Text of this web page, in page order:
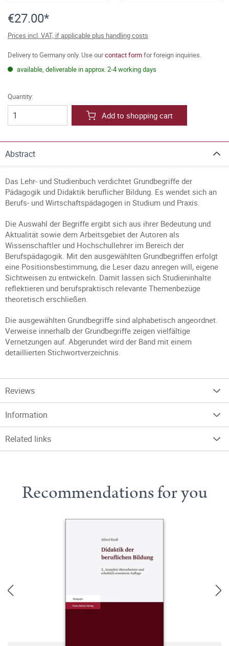
€27.00*
Prices incl. VAT, if applicable plus handling costs
Delivery to Germany only. Use ourcontact formfor foreign inquiries.
available, deliverable in approx. 2-4 working days
Quantity:
Add to shopping cart
Abstract
Das Lehr- und Studienbuch verdichtet Grundbegriffe der
Pädagogik und Didaktik beruflicher Bildung. Es wendet sich an
Berufs- und Wirtschaftspädagogen in Studium und Praxis.
Die Auswahl der Begriffe ergibt sich aus ihrer Bedeutung und
Aktualität sowie dem Arbeitsgebiet der Autoren als
Wissenschaftler und Hochschullehrer im Bereich der
Berufspädagogik. Mit den ausgewählten Grundbegriffen erfolgt
eine Positionsbestimmung, die Leser dazu anregen will, eigene
Sichtweisen zu entwickeln. Damit lassen sich Studieninhalte
reflektieren und berufspraktisch relevante Themenbezüge
theoretisch erschließen.
Die ausgewählten Grundbegriffe sind alphabetisch angeordnet.
Verweise innerhalb der Grundbegriffe zeigen vielfältige
Vernetzungen auf. Abgerundet wird der Band mit einem
detaillierten Stichwortverzeichnis.
Reviews
Information
Related links
Recommendations for you